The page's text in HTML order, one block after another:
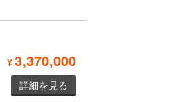
¥3,370,000
詳細を見る